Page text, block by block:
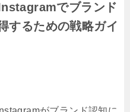
でブランド
するための戦略ガイ